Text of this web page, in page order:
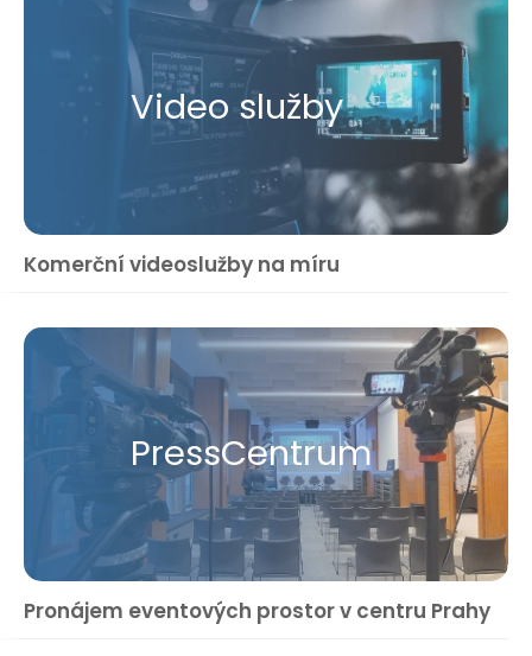
Video služby
Komerční videoslužby na míru
Press​Centrum
Pronájem eventových prostor v centru Prahy